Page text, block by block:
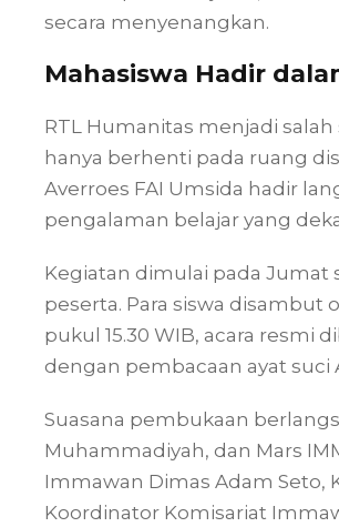
secara menyenangkan.
Mahasiswa Hadir
RTL Humanitas menjadi
hanya berhenti pada ruang
Averroes FAI Umsida hadir
pengalaman belajar yang
Kegiatan dimulai pada Jumat
peserta. Para siswa
pukul 15.30 WIB, acara resmi
dengan pembacaan ayat suci
Suasana pembukaan
Muhammadiyah, dan Mars
Immawan Dimas Adam Seto,
Koordinator Komisariat